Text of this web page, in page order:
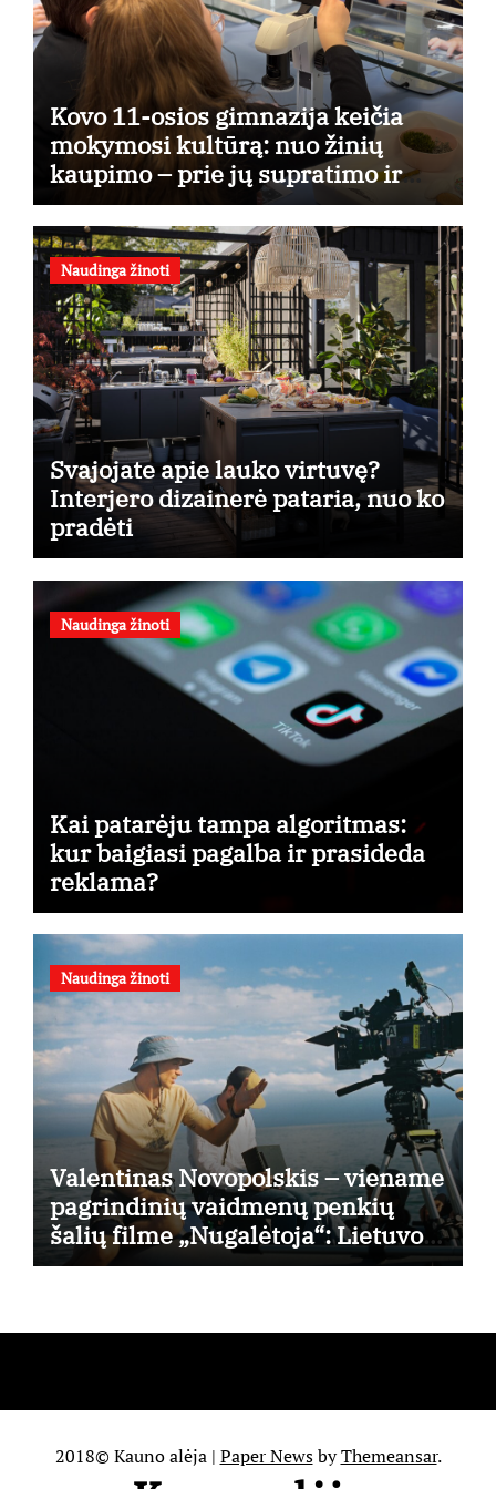
Kovo 11-osios gimnazija keičia
mokymosi kultūrą: nuo žinių
kaupimo – prie jų supratimo ir
taikymo
Naudinga žinoti
Svajojate apie lauko virtuvę?
Interjero dizainerė pataria, nuo ko
pradėti
Naudinga žinoti
Kai patarėju tampa algoritmas:
kur baigiasi pagalba ir prasideda
reklama?
Naudinga žinoti
Valentinas Novopolskis – viename
pagrindinių vaidmenų penkių
šalių filme „Nugalėtoja“: Lietuvos
kino teatruose – nuo rugpjūčio 7-
2018© Kauno alėja | Paper NewsbyThemeansar.